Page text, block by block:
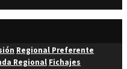
Regional Preferente
Regional Fichajes